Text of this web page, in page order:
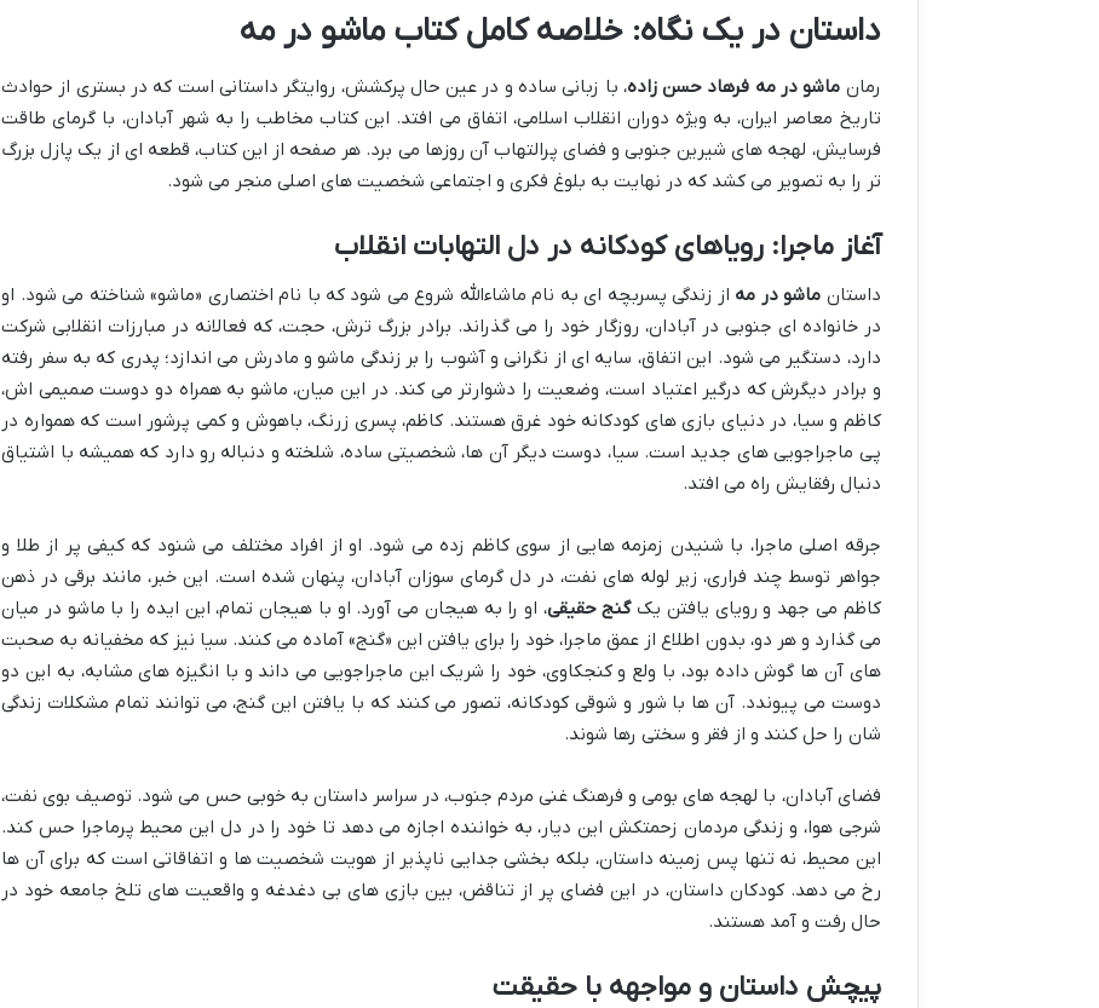
داستان در یک نگاه: خلاصه کامل کتاب ماشو در مه
رمان ماشو در مه فرهاد حسن زاده، با زبانی ساده و در عین حال پرکشش، روایتگر داستانی است که در بستری از حوادث
تاریخ معاصر ایران، به ویژه دوران انقلاب اسلامی، اتفاق می افتد. این کتاب مخاطب را به شهر آبادان، با گرمای طاقت
فرسایش، لهجه های شیرین جنوبی و فضای پرالتهاب آن روزها می برد. هر صفحه از این کتاب، قطعه ای از یک پازل بزرگ
تر را به تصویر می کشد که در نهایت به بلوغ فکری و اجتماعی شخصیت های اصلی منجر می شود.
آغاز ماجرا: رویاهای کودکانه در دل التهابات انقلاب
داستان ماشو در مه از زندگی پسربچه ای به نام ماشاءالله شروع می شود که با نام اختصاری «ماشو» شناخته می شود. او
در خانواده ای جنوبی در آبادان، روزگار خود را می گذراند. برادر بزرگ ترش، حجت، که فعالانه در مبارزات انقلابی شرکت
دارد، دستگیر می شود. این اتفاق، سایه ای از نگرانی و آشوب را بر زندگی ماشو و مادرش می اندازد؛ پدری که به سفر رفته
و برادر دیگرش که درگیر اعتیاد است، وضعیت را دشوارتر می کند. در این میان، ماشو به همراه دو دوست صمیمی اش،
کاظم و سیا، در دنیای بازی های کودکانه خود غرق هستند. کاظم، پسری زرنگ، باهوش و کمی پرشور است که همواره در
پی ماجراجویی های جدید است. سیا، دوست دیگر آن ها، شخصیتی ساده، شلخته و دنباله رو دارد که همیشه با اشتیاق
دنبال رفقایش راه می افتد.
جرقه اصلی ماجرا، با شنیدن زمزمه هایی از سوی کاظم زده می شود. او از افراد مختلف می شنود که کیفی پر از طلا و
جواهر توسط چند فراری، زیر لوله های نفت، در دل گرمای سوزان آبادان، پنهان شده است. این خبر، مانند برقی در ذهن
کاظم می جهد و رویای یافتن یکگنج حقیقی، او را به هیجان می آورد. او با هیجان تمام، این ایده را با ماشو در میان
می گذارد و هر دو، بدون اطلاع از عمق ماجرا، خود را برای یافتن این «گنج» آماده می کنند. سیا نیز که مخفیانه به صحبت
های آن ها گوش داده بود، با ولع و کنجکاوی، خود را شریک این ماجراجویی می داند و با انگیزه های مشابه، به این دو
دوست می پیوندد. آن ها با شور و شوقی کودکانه، تصور می کنند که با یافتن این گنج، می توانند تمام مشکلات زندگی
شان را حل کنند و از فقر و سختی رها شوند.
فضای آبادان، با لهجه های بومی و فرهنگ غنی مردم جنوب، در سراسر داستان به خوبی حس می شود. توصیف بوی نفت،
شرجی هوا، و زندگی مردمان زحمتکش این دیار، به خواننده اجازه می دهد تا خود را در دل این محیط پرماجرا حس کند.
این محیط، نه تنها پس زمینه داستان، بلکه بخشی جدایی ناپذیر از هویت شخصیت ها و اتفاقاتی است که برای آن ها
رخ می دهد. کودکان داستان، در این فضای پر از تناقض، بین بازی های بی دغدغه و واقعیت های تلخ جامعه خود در
حال رفت و آمد هستند.
پیچش داستان و مواجهه با حقیقت